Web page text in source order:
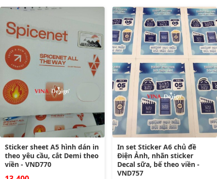
Sticker sheet A5 hình dán in
theo yêu cầu, cắt Demi theo
viền - VND770
In set Sticker A6 chủ đề
Điện Ảnh, nhãn sticker
Decal sữa, bế theo viền -
VND757